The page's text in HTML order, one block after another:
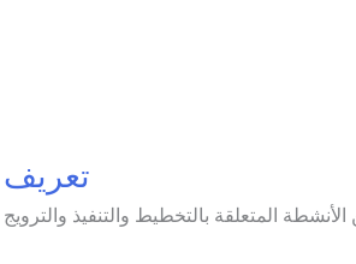
تعريف